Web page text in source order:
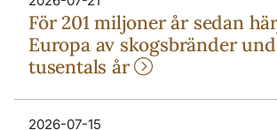
För 201 miljoner år sedan
Europa av skogsbränder
tusentals år
2026-07-15